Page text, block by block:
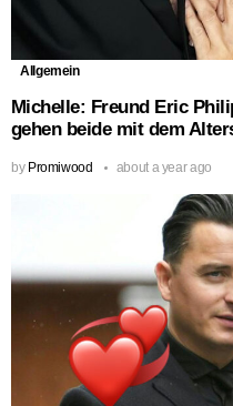
Allgemein
Michelle: Freund Eric
gehen beide mit dem
by Promiwood about a year ago